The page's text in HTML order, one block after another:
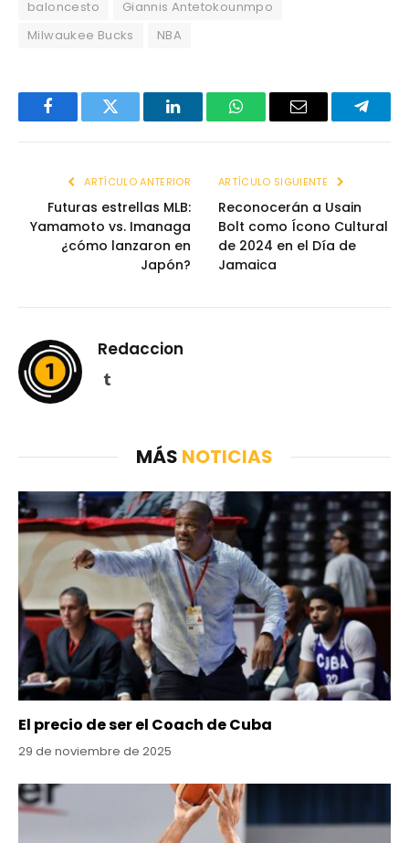
baloncesto
Giannis Antetokounmpo
Milwaukee Bucks
NBA
FacebookTwitter LinkedInWhatsAppEmail
ARTÍCULO ANTERIOR
Futuras estrellas MLB:
Yamamoto vs. Imanaga
¿cómo lanzaron en
Japón?
ARTÍCULO SIGUIENTE
Reconocerán a Usain
Bolt como Ícono Cultural
de 2024 en el Día de
Jamaica
Redaccion
Tumblr
MÁS NOTICIAS
El precio de ser el Coach de Cuba
29 de noviembre de 2025